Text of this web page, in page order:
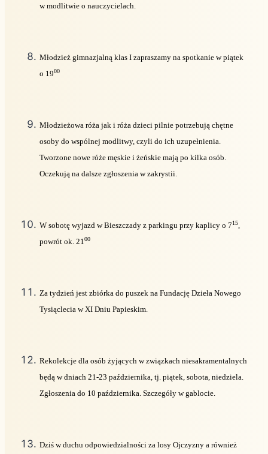
w modlitwie o nauczycielach.
Młodzież gimnazjalną klas I zapraszamy na spotkanie w piątek
o 1900
Młodzieżowa róża jak i róża dzieci pilnie potrzebują chętne
osoby do wspólnej modlitwy, czyli do ich uzupełnienia.
Tworzone nowe róże męskie i żeńskie mają po kilka osób.
Oczekują na dalsze zgłoszenia w zakrystii.
W sobotę wyjazd w Bieszczady z parkingu przy kaplicy o 715
powrót ok. 21 00
Za tydzień jest zbiórka do puszek na Fundację Dzieła Nowego
Tysiąclecia w XI Dniu Papieskim.
Rekolekcje dla osób żyjących w związkach niesakramentalnych
będą w dniach 21-23 października, tj. piątek, sobota, niedziela.
Zgłoszenia do 10 października. Szczegóły w gablocie.
Dziś w duchu odpowiedzialności za losy Ojczyzny a również